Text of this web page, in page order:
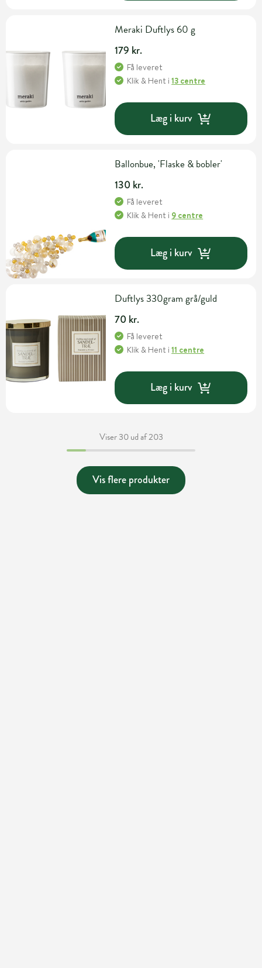
Meraki Duftlys 60 g
179 kr.
Få leveret
Klik & Hent i13 centre
Læg i kurv
Ballonbue, 'Flaske & bobler'
130 kr.
Få leveret
Klik & Hent i 9 centre
Læg i kurv
Duftlys 330gram grå/guld
70 kr.
Få leveret
Klik & Hent i11 centre
Læg i kurv
Viser 30 ud af 203
Vis flere produkter